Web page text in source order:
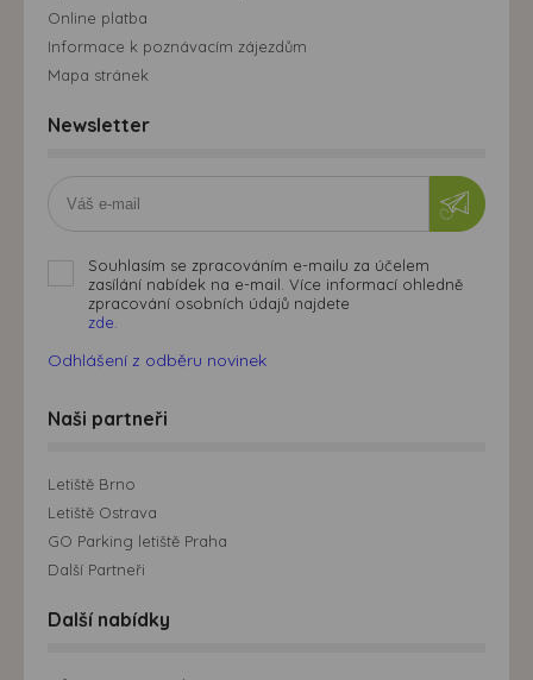
Online platba
Informace k poznávacím zájezdům
Mapa stránek
Newsletter
Souhlasím se zpracováním e-mailu za účelem
zasílání nabídek na e-mail. Více informací ohledně
zpracování osobních údajů najdete
zde.
Odhlášení z odběru novinek
Naši partneři
Letiště Brno
Letiště Ostrava
GO Parking letiště Praha
Další Partneři
Další nabídky